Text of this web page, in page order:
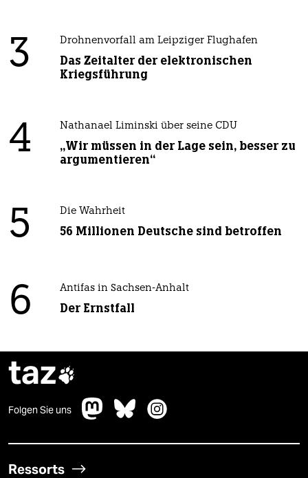
3 Drohnenvorfall am Leipziger Flughafen
Das Zeitalter der elektronischen
Kriegsführung
4 Nathanael Liminski über seine CDU
„Wir müssen in der Lage sein, besser zu
argumentieren“
5 Die Wahrheit
56 Millionen Deutsche sind betroffen
6 Antifas in Sachsen-Anhalt
Der Ernstfall
taz
Folgen Sie uns
Ressorts